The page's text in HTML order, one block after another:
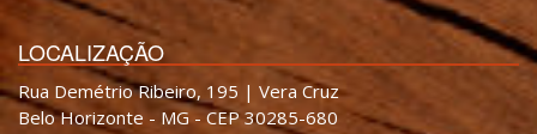
LOCALIZAÇÃO
Rua Demétrio Ribeiro, 195 | Vera Cruz
Belo Horizonte - MG - CEP 30285-680